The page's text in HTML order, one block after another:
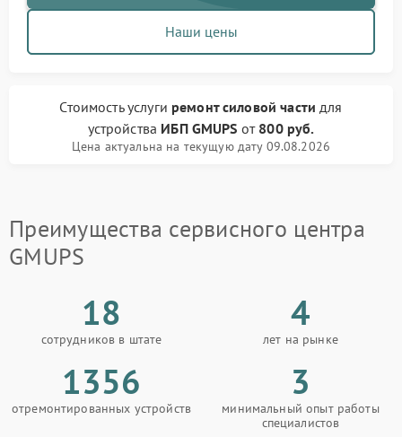
Наши цены
Стоимость услуги ремонт силовой части для
устройства ИБП GMUPS от 800 руб.
Цена актуальна на текущую дату 09.08.2026
Преимущества сервисного центра
GMUPS
18
сотрудников в штате
4
лет на рынке
1356
отремонтированных устройств
3
минимальный опыт работы
специалистов